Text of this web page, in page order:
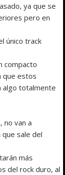
ya que se
pero en
único track
compacto
que estos
algo totalmente
no van a
sale del
más
del rock duro, al